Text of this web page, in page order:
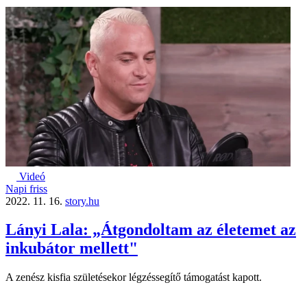
Videó
Napi friss
2022. 11. 16. story.hu
Lányi Lala: „Átgondoltam az életemet az
inkubátor mellett"
A zenész kisfia születésekor légzéssegítő támogatást kapott.